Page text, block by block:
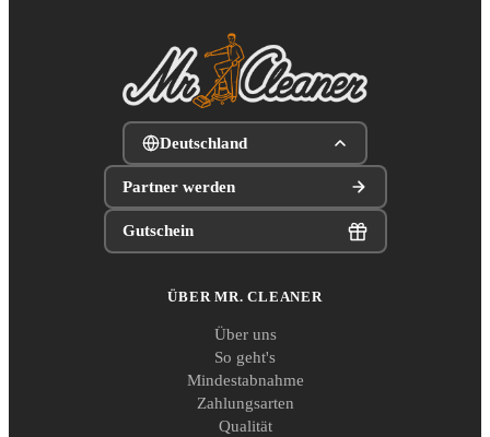
Deutschland
Partner werden
Gutschein
ÜBER MR. CLEANER
Über uns
So geht's
Mindestabnahme
Zahlungsarten
Qualität